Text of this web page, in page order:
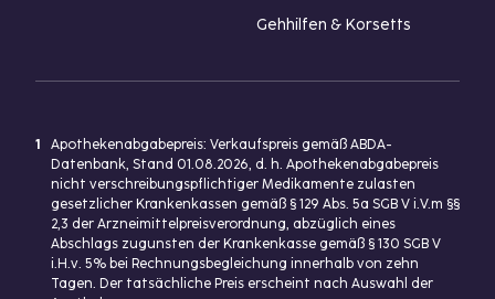
Gehhilfen & Korsetts
1
Apothekenabgabepreis: Verkaufspreis gemäß ABDA-
Datenbank, Stand 01.08.2026, d. h. Apothekenabgabepreis
nicht verschreibungspflichtiger Medikamente zulasten
gesetzlicher Krankenkassen gemäß § 129 Abs. 5a SGB V i.V.m §§
2,3 der Arzneimittelpreisverordnung, abzüglich eines
Abschlags zugunsten der Krankenkasse gemäß § 130 SGB V
i.H.v. 5% bei Rechnungsbegleichung innerhalb von zehn
Tagen. Der tatsächliche Preis erscheint nach Auswahl der